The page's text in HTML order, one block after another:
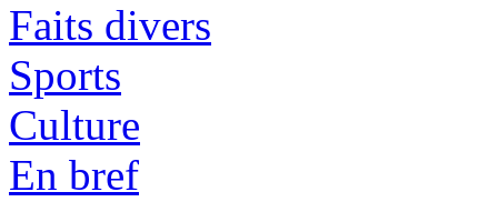
Faits divers
Sports
Culture
En bref